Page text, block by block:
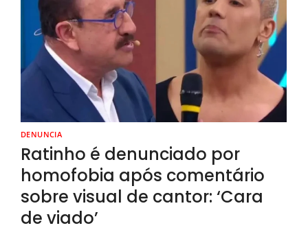
DENUNCIA
Ratinho é denunciado por
homofobia após comentário
sobre visual de cantor: ‘Cara
de viado’